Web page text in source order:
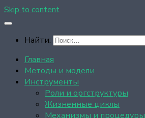
Skip to content
Найти:
Главная
Методы и модели
Инструменты
Роли и оргструктуры
Жизненные циклы
Механизмы и процедуры